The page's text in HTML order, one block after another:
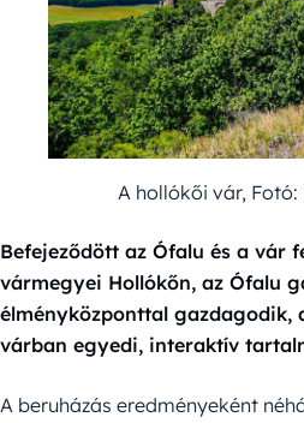
A hollókői vár,
Befejeződött az Ófalu és a vár
vármegyei Hollókőn, az Ófalu
élményközponttal gazdagodik,
várban egyedi, interaktív
A beruházás eredményeként